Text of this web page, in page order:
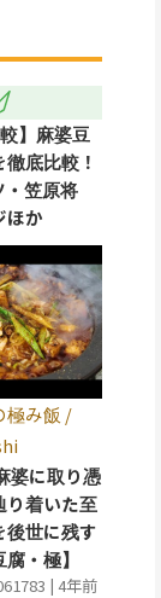
】麻婆豆
底比較！
・笠原将
ほか
極み飯 /
婆に取り憑
り着いた至
後世に残す
腐・極】
| 4年前